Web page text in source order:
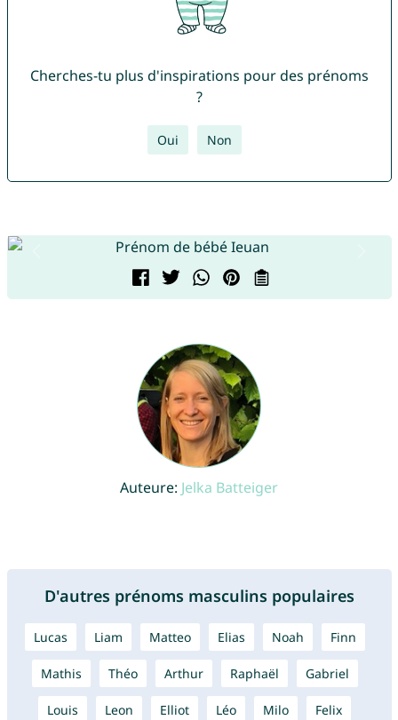
Cherches-tu plus d'inspirations pour des prénoms
?
Oui Non
Auteure: Jelka Batteiger
D'autres prénoms masculins populaires
Lucas Liam Matteo Elias Noah Finn
Mathis Théo Arthur Raphaël Gabriel
Louis Leon Elliot Léo Milo Felix